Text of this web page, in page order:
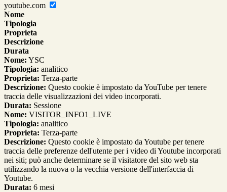
youtube.com
Nome
Tipologia
Proprieta
Descrizione
Durata
Nome: YSC
Tipologia: analitico
Proprieta: Terza-parte
Descrizione: Questo cookie è impostato da YouTube per tenere
traccia delle visualizzazioni dei video incorporati.
Durata: Sessione
Nome: VISITOR_INFO1_LIVE
Tipologia: analitico
Proprieta: Terza-parte
Descrizione: Questo cookie è impostato da Youtube per tenere
traccia delle preferenze dell'utente per i video di Youtube incorporati
nei siti; può anche determinare se il visitatore del sito web sta
utilizzando la nuova o la vecchia versione dell'interfaccia di
Youtube.
Durata: 6 mesi